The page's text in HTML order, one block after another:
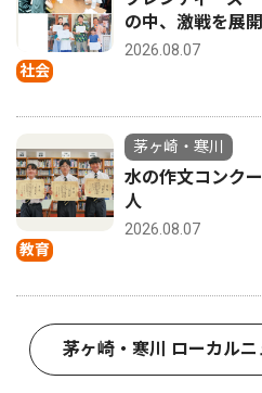
社会
の中、激戦を展開
2026.08.07
教育
茅ヶ崎・寒川
水の作文コンク
人
2026.08.07
茅ヶ崎・寒川 ローカル